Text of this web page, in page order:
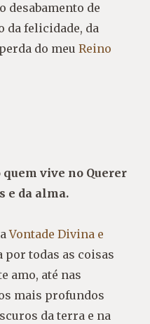
desabamento de
da felicidade, da
do meu Reino
quem vive no Querer
e da alma.
Vontade Divina e
por todas as coisas
amo, até nas
mais profundos
da terra e na